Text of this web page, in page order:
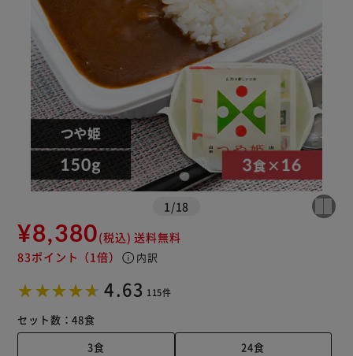
1 /18
¥8,380(税込) 送料無料
83ポイント （1倍） info 内訳
4.63 115件
セット数：48食
3食
24食
※ご確認ください
カートに入れる 購入手続きへ